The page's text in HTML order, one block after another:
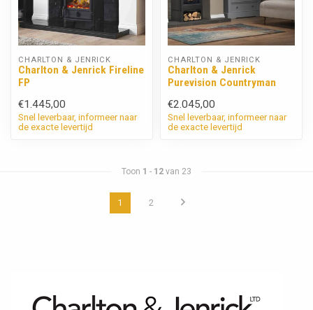
CHARLTON & JENRICK
Charlton & Jenrick Fireline
FP
€1.445,00
Snel leverbaar, informeer naar
de exacte levertijd
CHARLTON & JENRICK
Charlton & Jenrick
Purevision Countryman
€2.045,00
Snel leverbaar, informeer naar
de exacte levertijd
Toon 1 - 12 van 23
1 2